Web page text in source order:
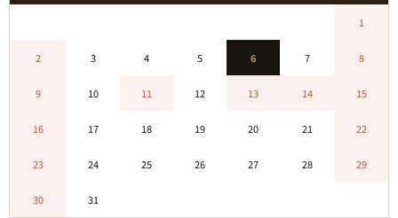
1
2 3 4 5 6 7 8
9 10 11 12 13 14 15
16 17 18 19 20 21 22
23 24 25 26 27 28 29
30 31